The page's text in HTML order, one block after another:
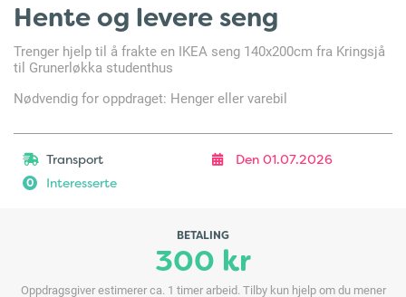
Hente og levere seng
Trenger hjelp til å frakte en IKEA seng 140x200cm fra Kringsjå
til Grunerløkka studenthus
Nødvendig for oppdraget: Henger eller varebil
Transport Den 01.07.2026
0 Interesserte
BETALING
300 kr
Oppdragsgiver estimerer ca. 1 timer arbeid. Tilby kun hjelp om du mener